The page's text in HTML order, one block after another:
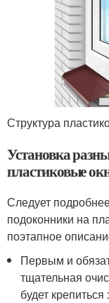
Структура
Установка
пластиковые
Следует
подоконники на
поэтапное
Первым и
тщательная
будет